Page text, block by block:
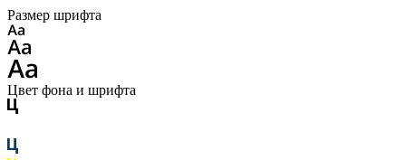
Размер шрифта
Цвет фона и шрифта